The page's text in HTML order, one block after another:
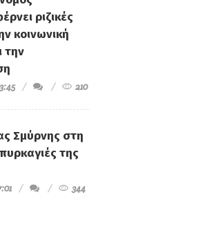
ριζικές
κοινωνική
την
210
Σμύρνης στη
της
344